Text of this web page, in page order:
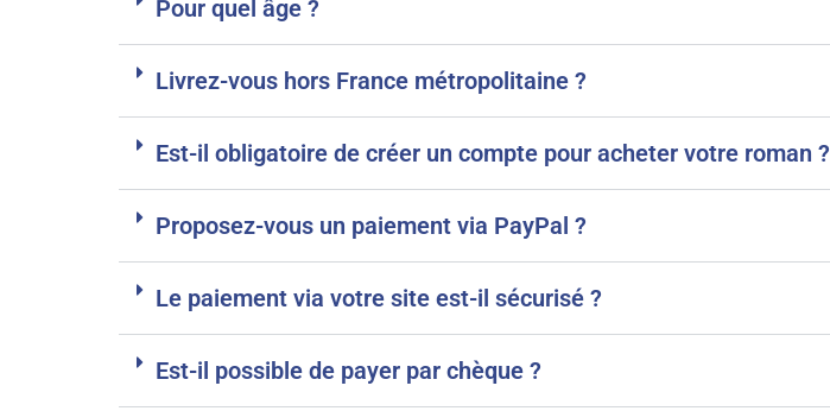
Pour quel âge ?
Livrez-vous hors France métropolitaine ?
Est-il obligatoire de créer un compte pour acheter votre roman ?
Proposez-vous un paiement via PayPal ?
Le paiement via votre site est-il sécurisé ?
Est-il possible de payer par chèque ?